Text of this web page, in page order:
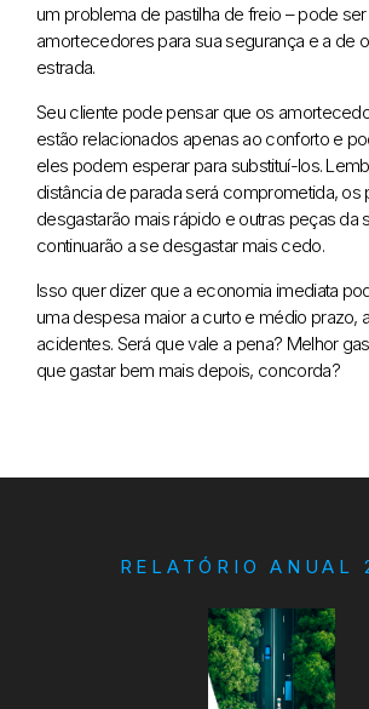
um problema de pastilha de freio – pode
amortecedores para sua segurança e a de
estrada.
Seu cliente pode pensar que os
estão relacionados apenas ao conforto e
eles podem esperar para substituí-los.
distância de parada será comprometida, os
desgastarão mais rápido e outras peças da
continuarão a se desgastar mais cedo.
Isso quer dizer que a economia imediata
uma despesa maior a curto e médio prazo,
acidentes. Será que vale a pena? Melhor
que gastar bem mais depois, concorda?
RELATÓRIO ANUAL